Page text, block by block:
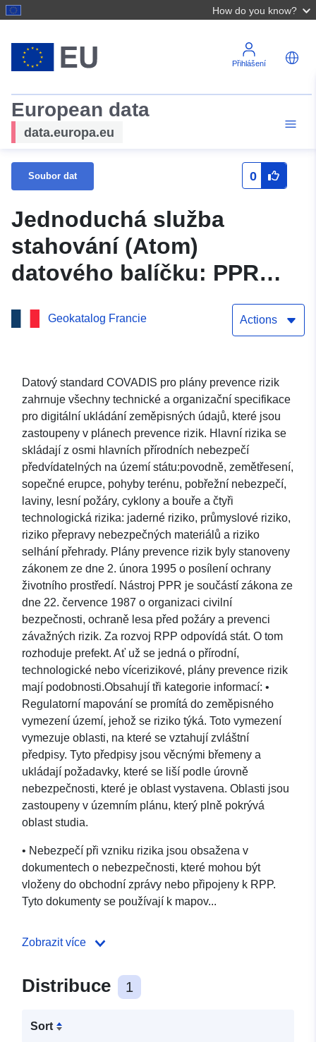
How do you know?
Přihlášení
European data
data.europa.eu
Soubor dat 0
Jednoduchá služba
stahování (Atom)
datového balíčku: PPR
(64DDTM19970002) – Plán
(PPRN) obce Arbus –
64037 – departement
Pyrénées-Atlantiques
Geokatalog Francie Actions
Datový standard COVADIS pro plány prevence rizik
zahrnuje všechny technické a organizační specifikace
pro digitální ukládání zeměpisných údajů, které jsou
zastoupeny v plánech prevence rizik. Hlavní rizika se
skládají z osmi hlavních přírodních nebezpečí
předvídatelných na území státu:povodně, zemětřesení,
sopečné erupce, pohyby terénu, pobřežní nebezpečí,
laviny, lesní požáry, cyklony a bouře a čtyři
technologická rizika: jaderné riziko, průmyslové riziko,
riziko přepravy nebezpečných materiálů a riziko
selhání přehrady. Plány prevence rizik byly stanoveny
zákonem ze dne 2. února 1995 o posílení ochrany
životního prostředí. Nástroj PPR je součástí zákona ze
dne 22. července 1987 o organizaci civilní
bezpečnosti, ochraně lesa před požáry a prevenci
závažných rizik. Za rozvoj RPP odpovídá stát. O tom
rozhoduje prefekt. Ať už se jedná o přírodní,
technologické nebo vícerizikové, plány prevence rizik
mají podobnosti.Obsahují tři kategorie informací: •
Regulatorní mapování se promítá do zeměpisného
vymezení území, jehož se riziko týká. Toto vymezení
vymezuje oblasti, na které se vztahují zvláštní
předpisy. Tyto předpisy jsou věcnými břemeny a
ukládají požadavky, které se liší podle úrovně
nebezpečnosti, které je oblast vystavena. Oblasti jsou
zastoupeny v územním plánu, který plně pokrývá
oblast studia.
• Nebezpečí při vzniku rizika jsou obsažena v
dokumentech o nebezpečnosti, které mohou být
vloženy do obchodní zprávy nebo připojeny k RPP.
Tyto dokumenty se používají k mapov...
Zobrazit více
Distribuce 1
Sort